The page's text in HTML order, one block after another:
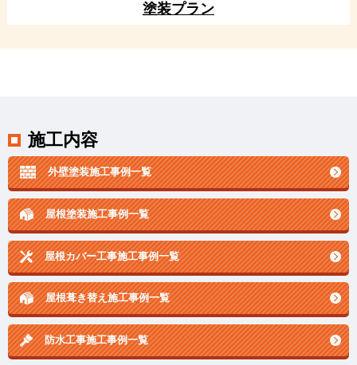
塗装プラン
施工内容
外壁塗装施工事例一覧
屋根塗装施工事例一覧
屋根カバー工事施工事例一覧
屋根葺き替え施工事例一覧
防水工事施工事例一覧